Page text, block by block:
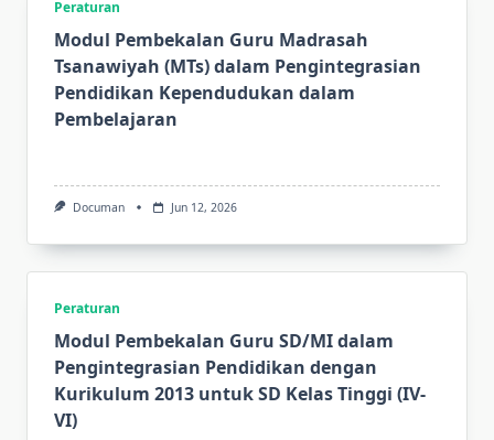
Peraturan
Modul Pembekalan Guru Madrasah
Tsanawiyah (MTs) dalam Pengintegrasian
Pendidikan Kependudukan dalam
Pembelajaran
Documan Jun 12, 2026
Peraturan
Modul Pembekalan Guru SD/MI dalam
Pengintegrasian Pendidikan dengan
Kurikulum 2013 untuk SD Kelas Tinggi (IV-
VI)